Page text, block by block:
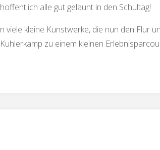
alle gut gelaunt in den Schultag!
viele kleine Kunstwerke, die nun den Flur
zu einem kleinen